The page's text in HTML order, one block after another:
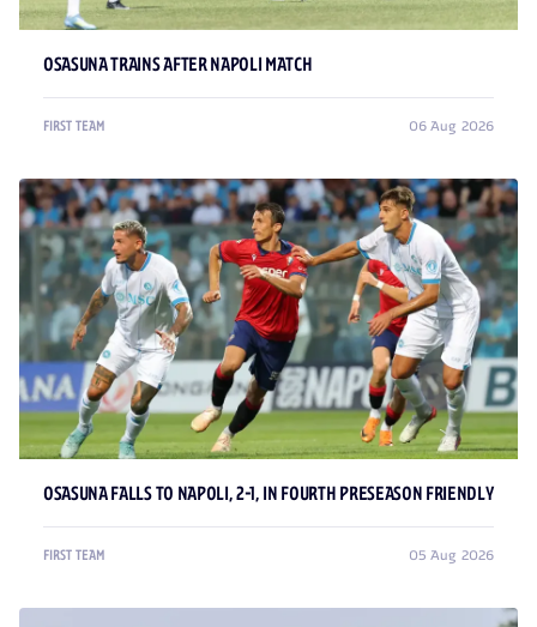
OSASUNA TRAINS AFTER NAPOLI MATCH
FIRST TEAM 06 Aug 2026
OSASUNA FALLS TO NAPOLI, 2-1, IN FOURTH PRESEASON FRIENDLY
FIRST TEAM 05 Aug 2026